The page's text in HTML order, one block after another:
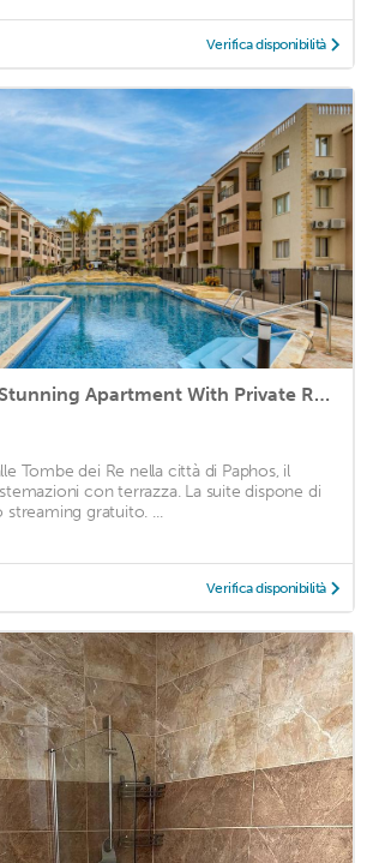
Verifica disponibilità
Sunny View - A Stunning Apartment With Private Rooftop
Tombe dei Re nella città di Paphos, il
con terrazza. La suite dispone di
streaming gratuito. ...
Verifica disponibilità